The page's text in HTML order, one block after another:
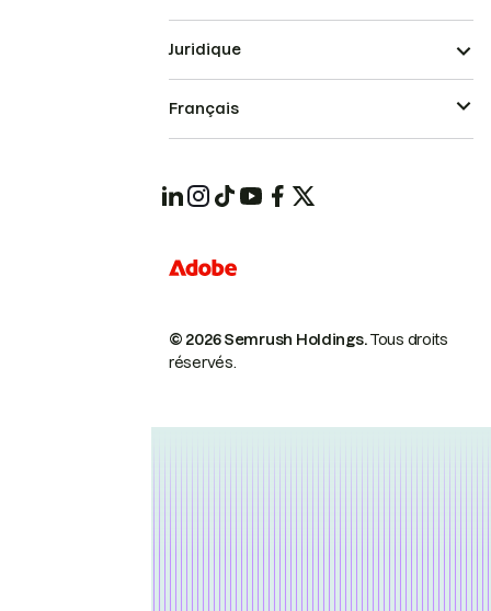
© 2026 Semrush Holdings.Tous droits
réservés.
Juridique
Français